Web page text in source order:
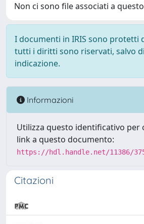
Non ci sono file associati a
I documenti in IRIS sono protetti
tutti i diritti sono riservati, salvo
indicazione.
Informazioni
Utilizza questo identificativo per
link a questo documento:
https://hdl.handle.net/11386/
Citazioni